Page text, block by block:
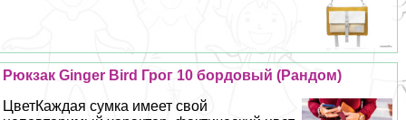
Рюкзак Ginger Bird Грог 10 бордовый (Рандом)
ЦветКаждая сумка имеет свой